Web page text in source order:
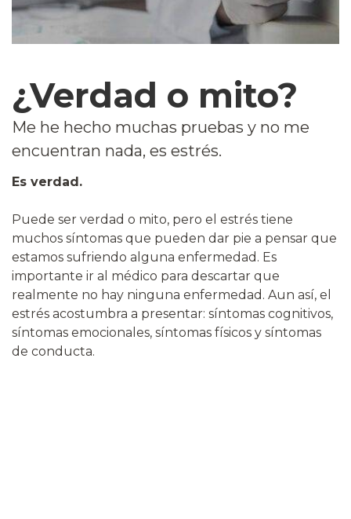
¿Verdad o mito?
Me he hecho muchas pruebas y no me
encuentran nada, es estrés.
Es verdad.
Puede ser verdad o mito, pero el estrés tiene
muchos síntomas que pueden dar pie a pensar que
estamos sufriendo alguna enfermedad. Es
importante ir al médico para descartar que
realmente no hay ninguna enfermedad. Aun así, el
estrés acostumbra a presentar: síntomas cognitivos,
síntomas emocionales, síntomas físicos y síntomas
de conducta.